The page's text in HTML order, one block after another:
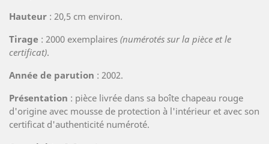
Hauteur : 20,5 cm environ.
Tirage : 2000 exemplaires (numérotés sur la pièce et le
certificat).
Année de parution : 2002.
Présentation : pièce livrée dans sa boîte chapeau rouge
d'origine avec mousse de protection à l'intérieur et avec son
certificat d'authenticité numéroté.